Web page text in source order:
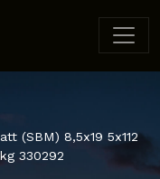
(SBM) 8,5x19 5x112
330292